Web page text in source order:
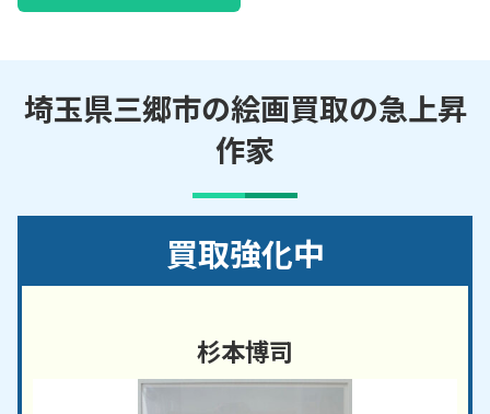
埼玉県三郷市の絵画買取の急上昇
作家
買取強化中
杉本博司